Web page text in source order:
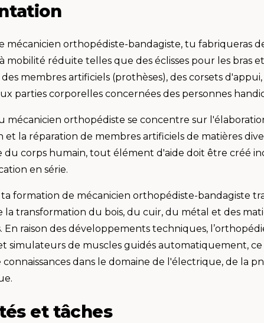
mécanicien orthopédiste-bandagiste, tu fabriqueras
mobilité réduite telles que des éclisses pour les bras
membres artificiels (prothèses), des corsets
parties corporelles concernées des personnes
mécanicien orthopédiste se concentre sur
et la réparation de membres artificiels de matières
du corps humain, tout élément d'aide doit être créé
en série.
ta formation de mécanicien orthopédiste-bandagiste
la transformation du bois, du cuir, du métal et des
En raison des développements techniques,
simulateurs de muscles guidés automatiquement,
connaissances dans le domaine de l'électrique, de la
et tâches